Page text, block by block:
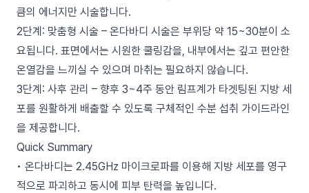
큼의 에너지만 시술합니다.
2단계: 맞춤형 시술 – 온다바디 시술은 부위당 약 15~30분이 소
요됩니다. 표면에서는 시원한 쿨링감을, 내부에서는 깊고 편안한
온열감을 느끼실 수 있으며 마취는 필요하지 않습니다.
3단계: 사후 관리 – 향후 3~4주 동안 림프계가 타겟팅된 지방 세
포를 원활하게 배출할 수 있도록 구체적인 수분 섭취 가이드라인
을 제공합니다.
Quick Summary
• 온다바디는 2.45GHz 마이크로파를 이용해 지방 세포를 영구
적으로 파괴하고 동시에 피부 탄력을 높입니다.